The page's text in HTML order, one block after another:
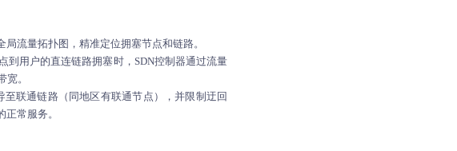
流量拓扑图，精准定位拥塞节点和链路。
到用户的直连链路拥塞时，SDN控制器通过流量
。
联通链路（同地区有联通节点），并限制迂回
常服务。